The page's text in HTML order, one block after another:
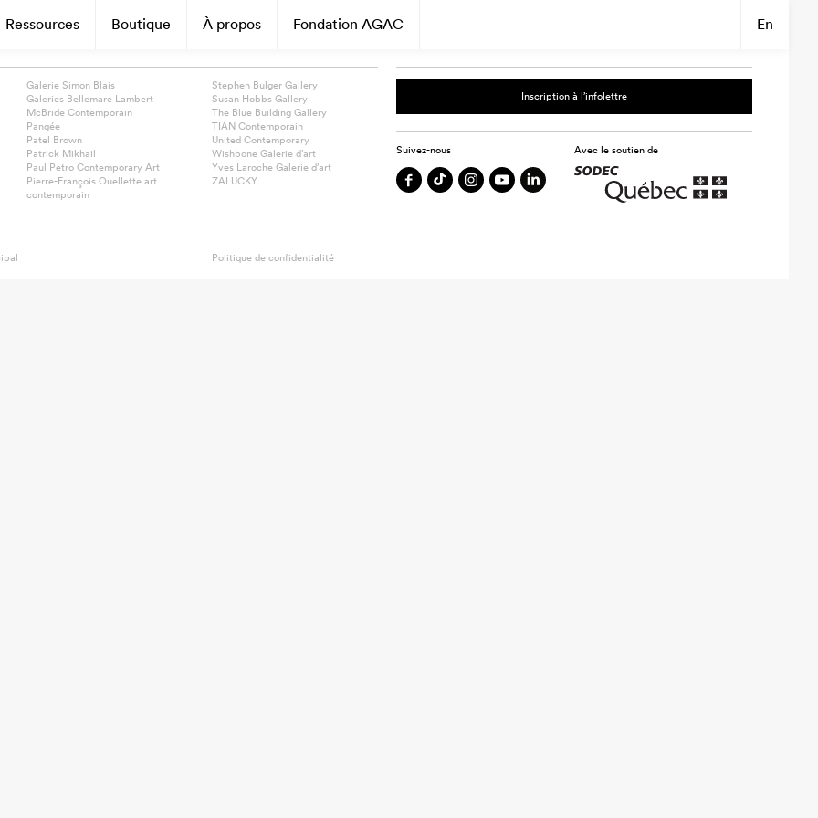
Ressources Boutique À propos Fondation AGAC En
Galerie Simon Blais
Galeries Bellemare Lambert
McBride Contemporain
Pangée
Patel Brown
Patrick Mikhail
Paul Petro Contemporary Art
Pierre-François Ouellette art
contemporain
Stephen Bulger Gallery
Susan Hobbs Gallery
The Blue Building Gallery
TIAN Contemporain
United Contemporary
Wishbone Galerie d’art
Yves Laroche Galerie d’art
ZALUCKY
Inscription à l’infolettre
Suivez-nous Avec le soutien de
Politique de confidentialité